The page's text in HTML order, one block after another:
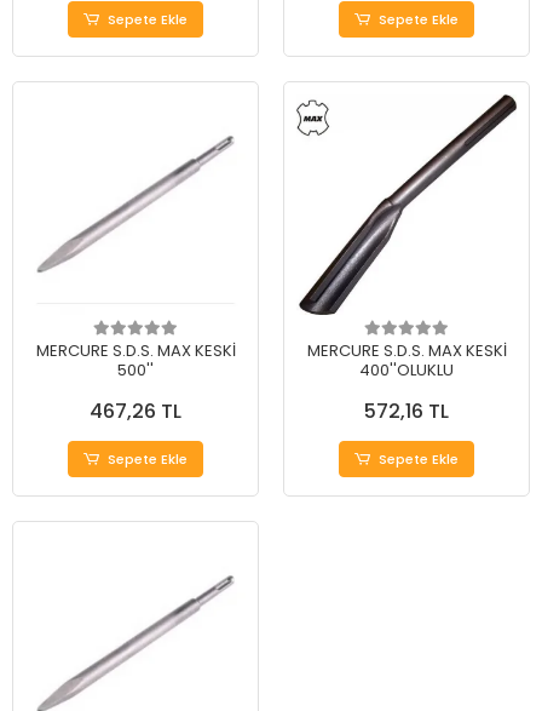
Sepete Ekle Sepete Ekle
MERCURE S.D.S. MAX KESKİ
500''
467,26 TL
Sepete Ekle
MERCURE S.D.S. MAX KESKİ
400''OLUKLU
572,16 TL
Sepete Ekle